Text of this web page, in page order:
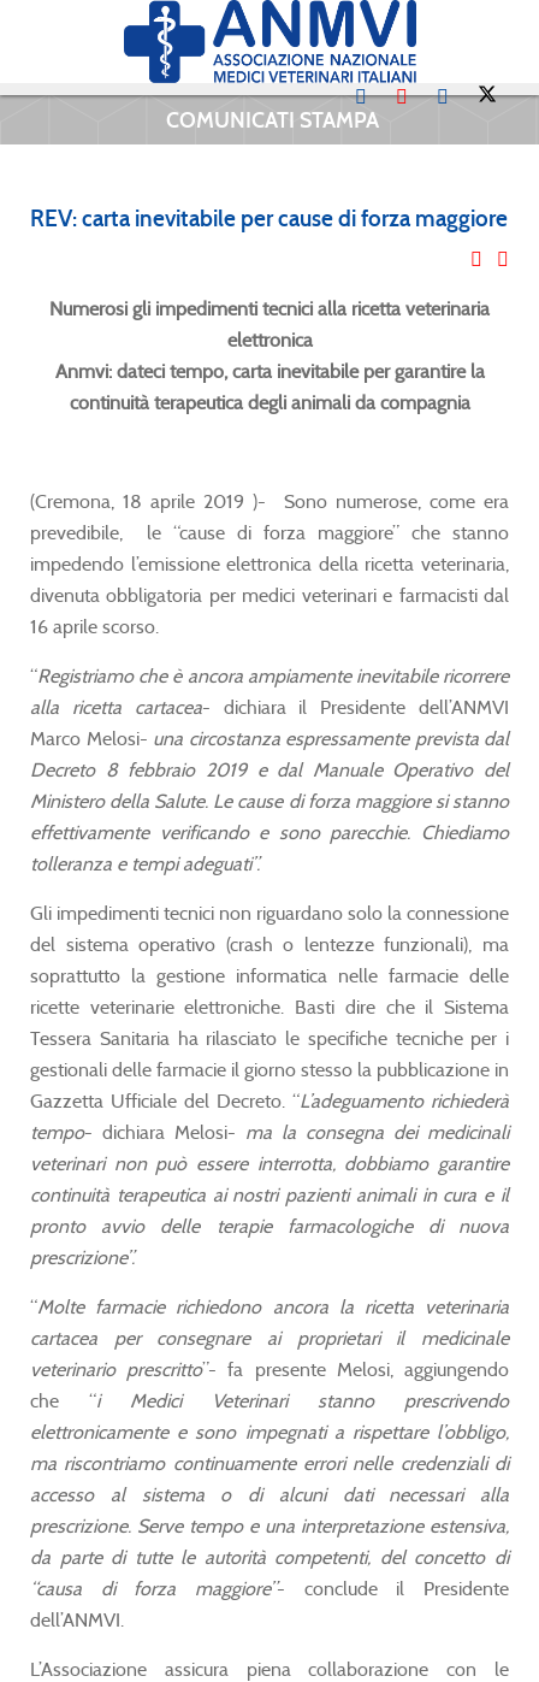
COMUNICATI STAMPA
REV: carta inevitabile per cause di forza maggiore
Numerosi gli impedimenti tecnici alla ricetta veterinaria
elettronica
Anmvi: dateci tempo, carta inevitabile per garantire la
continuità terapeutica degli animali da compagnia
(Cremona, 18 aprile 2019 )- Sono numerose, come era
prevedibile, le “cause di forza maggiore” che stanno
impedendo l’emissione elettronica della ricetta veterinaria,
divenuta obbligatoria per medici veterinari e farmacisti dal
16 aprile scorso.
“Registriamo che è ancora ampiamente inevitabile ricorrere
alla ricetta cartacea- dichiara il Presidente dell’ANMVI
Marco Melosi- una circostanza espressamente prevista dal
Decreto 8 febbraio 2019 e dal Manuale Operativo del
Ministero della Salute. Le cause di forza maggiore si stanno
effettivamente verificando e sono parecchie. Chiediamo
tolleranza e tempi adeguati”.
Gli impedimenti tecnici non riguardano solo la connessione
del sistema operativo (crash o lentezze funzionali), ma
soprattutto la gestione informatica nelle farmacie delle
ricette veterinarie elettroniche. Basti dire che il Sistema
Tessera Sanitaria ha rilasciato le specifiche tecniche per i
gestionali delle farmacie il giorno stesso la pubblicazione in
Gazzetta Ufficiale del Decreto. “L’adeguamento richiederà
tempo- dichiara Melosi- ma la consegna dei medicinali
veterinari non può essere interrotta, dobbiamo garantire
continuità terapeutica ai nostri pazienti animali in cura e il
pronto avvio delle terapie farmacologiche di nuova
prescrizione”.
“Molte farmacie richiedono ancora la ricetta veterinaria
cartacea per consegnare ai proprietari il medicinale
veterinario prescritto”- fa presente Melosi, aggiungendo
che “i Medici Veterinari stanno prescrivendo
elettronicamente e sono impegnati a rispettare l’obbligo,
ma riscontriamo continuamente errori nelle credenziali di
accesso al sistema o di alcuni dati necessari alla
prescrizione. Serve tempo e una interpretazione estensiva,
da parte di tutte le autorità competenti, del concetto di
“causa di forza maggiore”- conclude il Presidente
dell’ANMVI.
L’Associazione assicura piena collaborazione con le